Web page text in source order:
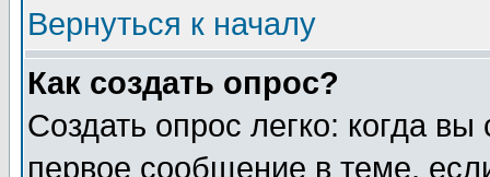
Вернуться к началу
Как создать опрос?
Создать опрос легко: когда
первое сообщение в теме,